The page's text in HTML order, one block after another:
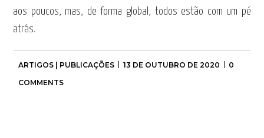
aos poucos, mas, de forma global, todos estão com um pé
atrás.
ARTIGOS | PUBLICAÇÕES 13 DE OUTUBRO DE 2020
0
COMMENTS